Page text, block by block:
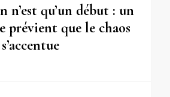
n’est qu’un début : un
prévient que le chaos